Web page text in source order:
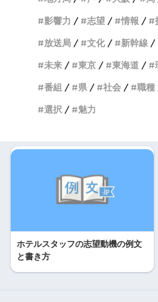
影響力
志望 情報
放送局
文化 新幹線
未来
東京 東海道
番組
県 社会 職種
選択
魅力
ホテルスタッフの志望動機の例文
と書き方